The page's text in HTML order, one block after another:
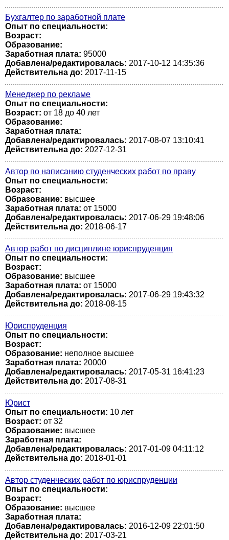
Бухгалтер по заработной плате
Опыт по специальности:
Возраст:
Образование:
Заработная плата: 95000
Добавлена/редактировалась: 2017-10-12 14:35:36
Действительна до: 2017-11-15
Менеджер по рекламе
Опыт по специальности:
Возраст: от 18 до 40 лет
Образование:
Заработная плата:
Добавлена/редактировалась: 2017-08-07 13:10:41
Действительна до: 2027-12-31
Автор по написанию студенческих работ по праву
Опыт по специальности:
Возраст:
Образование: высшее
Заработная плата: от 15000
Добавлена/редактировалась: 2017-06-29 19:48:06
Действительна до: 2018-06-17
Автор работ по дисциплине юриспруденция
Опыт по специальности:
Возраст:
Образование: высшее
Заработная плата: от 15000
Добавлена/редактировалась: 2017-06-29 19:43:32
Действительна до: 2018-08-15
Юриспруденция
Опыт по специальности:
Возраст:
Образование: неполное высшее
Заработная плата: 20000
Добавлена/редактировалась: 2017-05-31 16:41:23
Действительна до: 2017-08-31
Юрист
Опыт по специальности: 10 лет
Возраст: от 32
Образование: высшее
Заработная плата:
Добавлена/редактировалась: 2017-01-09 04:11:12
Действительна до: 2018-01-01
Автор студенческих работ по юриспруденции
Опыт по специальности:
Возраст:
Образование: высшее
Заработная плата:
Добавлена/редактировалась: 2016-12-09 22:01:50
Действительна до: 2017-03-21